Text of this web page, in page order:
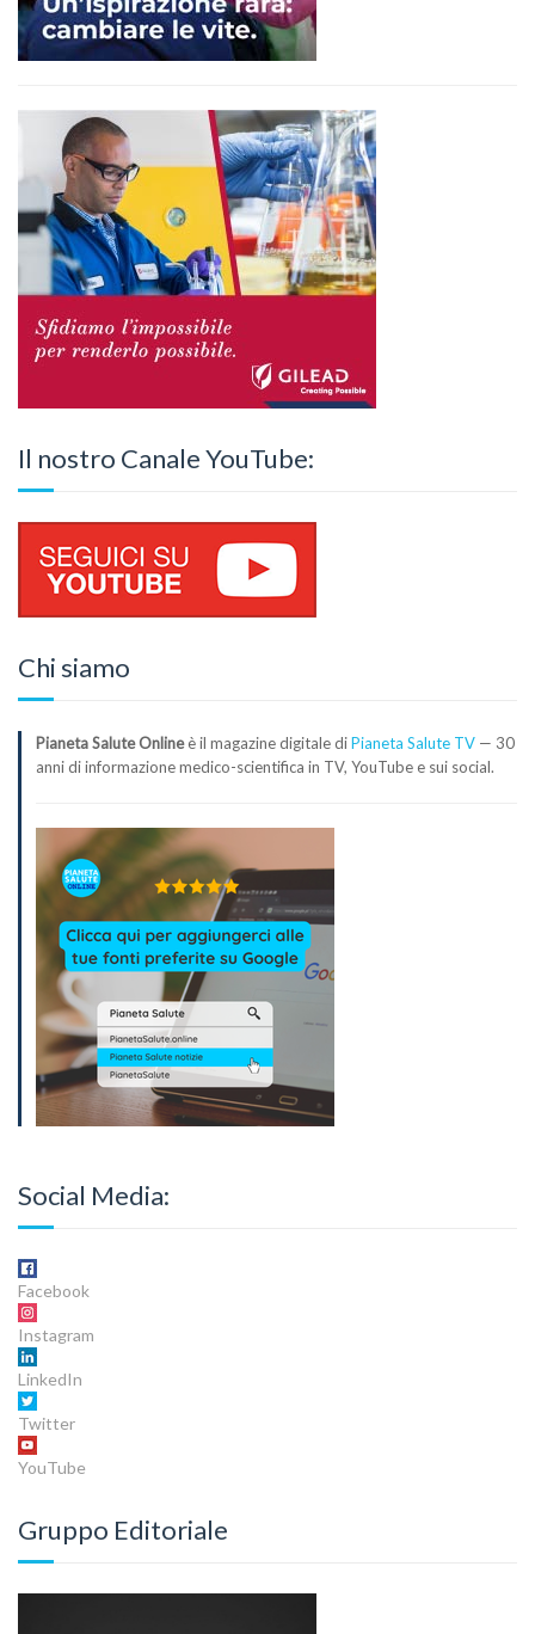
Il nostro Canale YouTube:
Chi siamo
Pianeta Salute Onlineè il magazine digitale diPianeta Salute TV — 30
anni di informazione medico-scientifica in TV, YouTube e sui social.
Social Media:
Facebook
Instagram
LinkedIn
Twitter
YouTube
Gruppo Editoriale